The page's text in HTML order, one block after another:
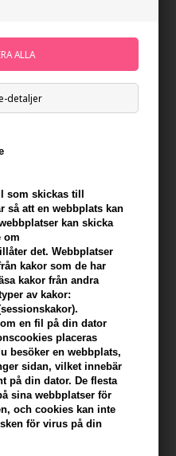
detaljer
som skickas till
så att en webbplats kan
kan skicka
om
det. Webbplatser
kakor som de har
kakor från andra
av kakor:
en fil på din dator
placeras
besöker en webbplats,
sidan, vilket innebär
på din dator. De flesta
sina webbplatser för
och cookies kan inte
för virus på din
White 12g
Brand:
Spara 5%